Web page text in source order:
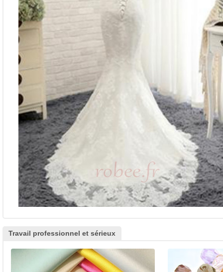
Travail professionnel et sérieux